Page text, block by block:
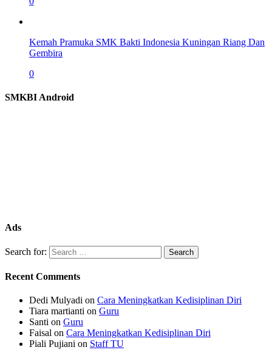
Kemah Pramuka SMK Bakti Indonesia Kuningan Riang Dan
Gembira
0
SMKBI Android
Ads
Search for:
Recent Comments
Dedi Mulyadi on Cara Meningkatkan Kedisiplinan Diri
Tiara martianti on Guru
Santi on Guru
Faisal on Cara Meningkatkan Kedisiplinan Diri
Piali Pujiani on Staff TU